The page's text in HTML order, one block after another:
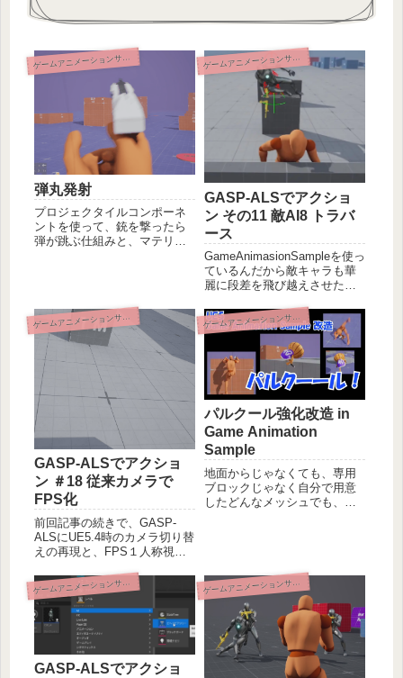
ゲームアニメーションサンプル改造
弾丸発射
プロジェクタイルコンポーネ
ントを使って、銃を撃ったら
弾が跳ぶ仕組みと、マテリア
など、ハマりポイントの対処
方法も説明します。GASP改
造シリーズ。
ゲームアニメーションサンプル改造
GASP-ALSでアクショ
ン その11 敵AI8 トラバ
ース
GameAnimasionSampleを使っ
ているんだから敵キャラも華
麗に段差を飛び越えさせたい
に追いかけてくるようになっ
た敵AIにトラバーサルアクシ
ョンをさせる方法を解説しま
す。
ゲ ームアニメーションサンプル改造
GASP-ALSでアクショ
ン ＃18 従来カメラで
FPS化
前回記事の続きで、GASP-
ALSにUE5.4時のカメラ切り替
えの再現と、FPS１人称視点
ゲーム作ろう！モーションマ
ッチで華麗に障害物を乗り越
えるアクロバティックな敵キ
ャラと対戦しよう。
ゲ ームアニメーションサンプル改造
パルクール強化改造 in
Game Animation
Sample
地面からじゃなくても、専用
ブロックじゃなく自分で用意
したどんなメッシュでも、い
Game Animation Sampleをア
クションゲーム化していきま
しょう。
ゲ ームアニメーションサンプル改造
GASP-ALSでアクショ
ゲ ームアニメーションサンプル改造